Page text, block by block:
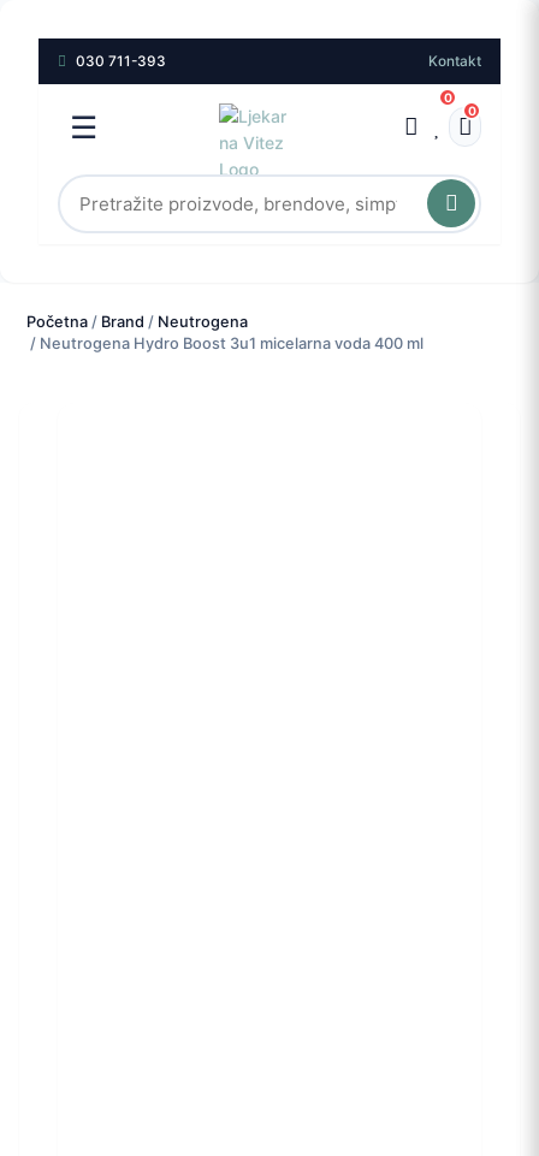
030 711-393 Kontakt
☰
0
0
Početna/ Brand / Neutrogena
/ Neutrogena Hydro Boost 3u1 micelarna voda 400 ml